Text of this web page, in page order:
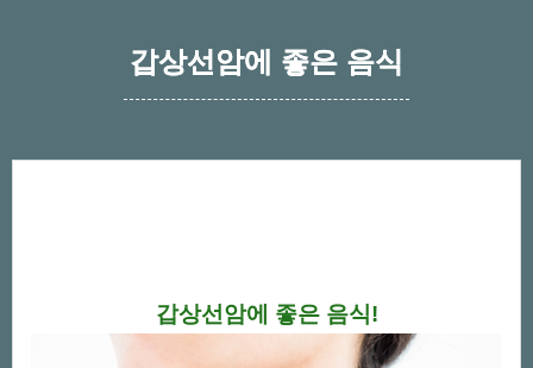
갑상선암에 좋은 음식
갑상선암에 좋은 음식!